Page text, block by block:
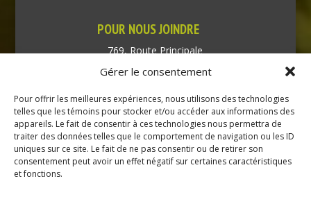
Gérer le consentement
Pour offrir les meilleures expériences, nous utilisons des technologies
telles que les témoins pour stocker et/ou accéder aux informations des
appareils. Le fait de consentir à ces technologies nous permettra de
traiter des données telles que le comportement de navigation ou les ID
uniques sur ce site. Le fait de ne pas consentir ou de retirer son
consentement peut avoir un effet négatif sur certaines caractéristiques
et fonctions.
POUR NOUS JOINDRE
769, Route Principale
Très-Saint-Rédempteur
Téléphone : (450) 451-5203
Direction générale :
dir@tressaintredempteur.ca